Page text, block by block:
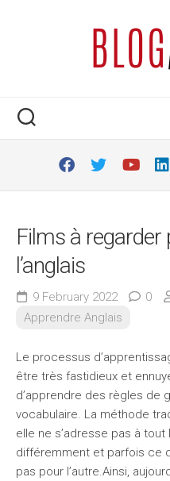
Films à regarder
l’anglais
9 February 2022 0
Apprendre Anglais
Le processus
être très fastidieux et
d’apprendre des règles de
vocabulaire. La méthode
elle ne s’adresse pas à
différemment et parfois ce
pas pour l’autre.Ainsi,